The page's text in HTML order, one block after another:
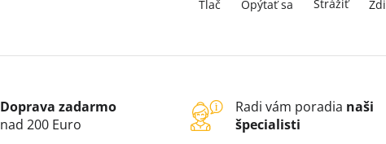
Tlač Opýtať sa Strážiť
Doprava zadarmo
nad 200 Euro
Radi vám poradia naši
špecialisti